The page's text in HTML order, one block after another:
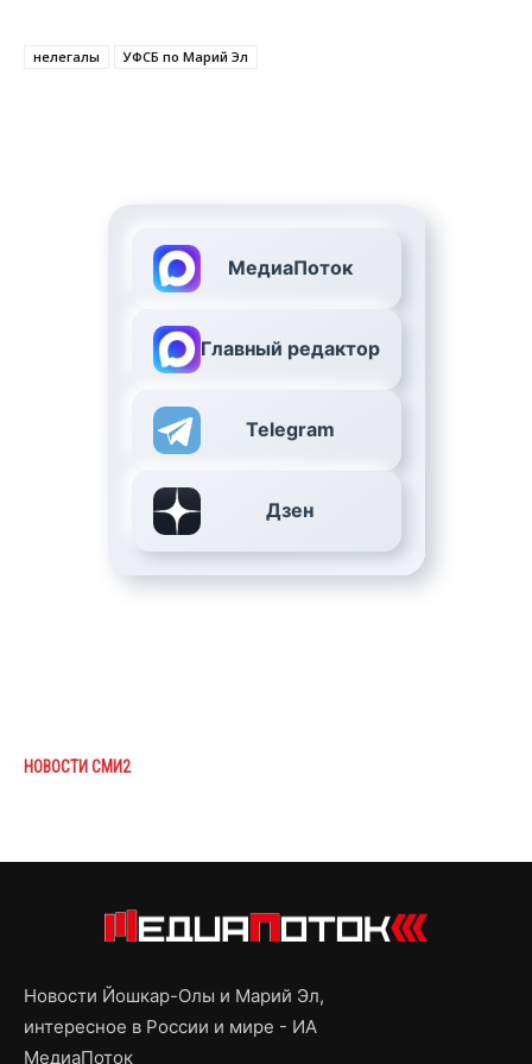
нелегалы УФСБ по Марий Эл
МедиаПоток
Главный редактор
Telegram
Дзен
НОВОСТИ СМИ2
Новости Йошкар-Олы и Марий Эл,
интересное в России и мире - ИА
МедиаПоток